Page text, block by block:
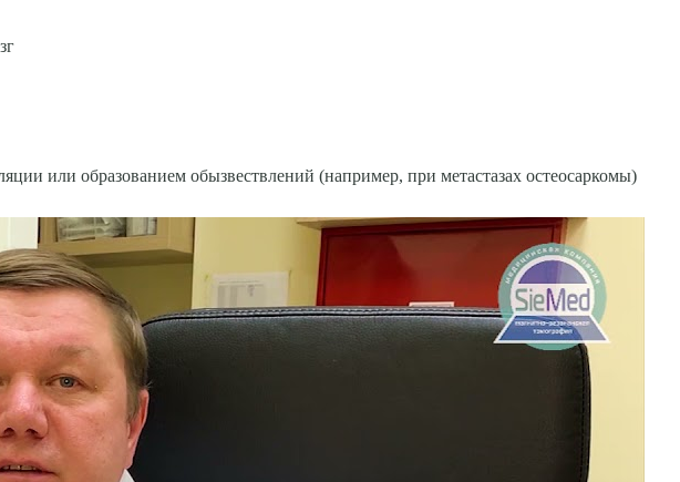
или образованием обызвествлений (например, при метастазах остеосаркомы)